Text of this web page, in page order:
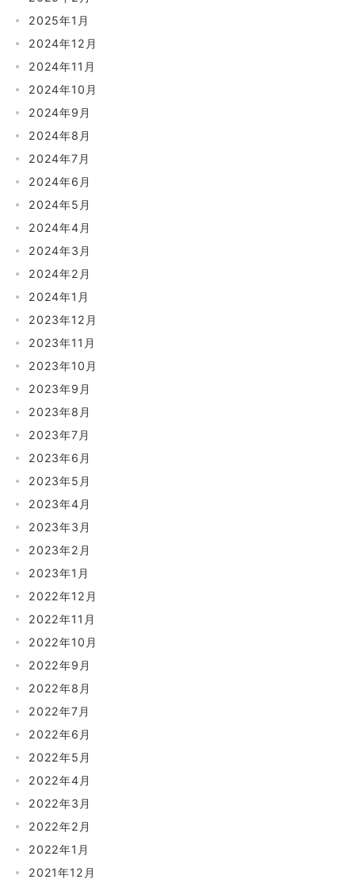
2025年1月
2024年12月
2024年11月
2024年10月
2024年9月
2024年8月
2024年7月
2024年6月
2024年5月
2024年4月
2024年3月
2024年2月
2024年1月
2023年12月
2023年11月
2023年10月
2023年9月
2023年8月
2023年7月
2023年6月
2023年5月
2023年4月
2023年3月
2023年2月
2023年1月
2022年12月
2022年11月
2022年10月
2022年9月
2022年8月
2022年7月
2022年6月
2022年5月
2022年4月
2022年3月
2022年2月
2022年1月
2021年12月